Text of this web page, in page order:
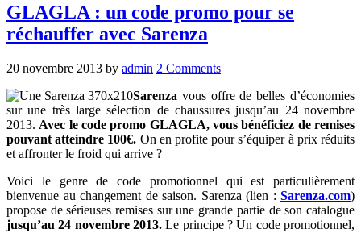
GLAGLA : un code promo pour se
réchauffer avec Sarenza
20 novembre 2013 by admin 2 Comments
Sarenza vous offre de belles d’économies
sur une très large sélection de chaussures jusqu’au 24 novembre
2013. Avec le code promo GLAGLA, vous bénéficiez de remises
pouvant atteindre 100€. On en profite pour s’équiper à prix réduits
et affronter le froid qui arrive ?
Voici le genre de code promotionnel qui est particulièrement
bienvenue au changement de saison. Sarenza (lien : Sarenza.com)
propose de sérieuses remises sur une grande partie de son catalogue
jusqu’au 24 novembre 2013. Le principe ? Un code promotionnel,